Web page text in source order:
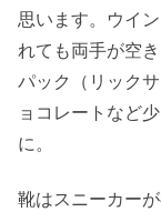
思います。ウイ
れても両手が空
パック（リック
ョコレートなど
に。
靴はスニーカー